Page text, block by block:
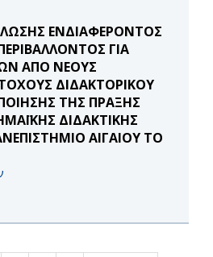
ΕΝΔΙΑΦΕΡΟΝΤΟΣ
ΓΙΑ
ΑΠΟ ΝΕΟΥΣ
ΔΙΔΑΚΤΟΡΙΚΟΥ
ΤΗΣ ΠΡΑΞΗΣ
ΔΙΔΑΚΤΙΚΗΣ
ΑΙΓΑΙΟΥ ΤΟ